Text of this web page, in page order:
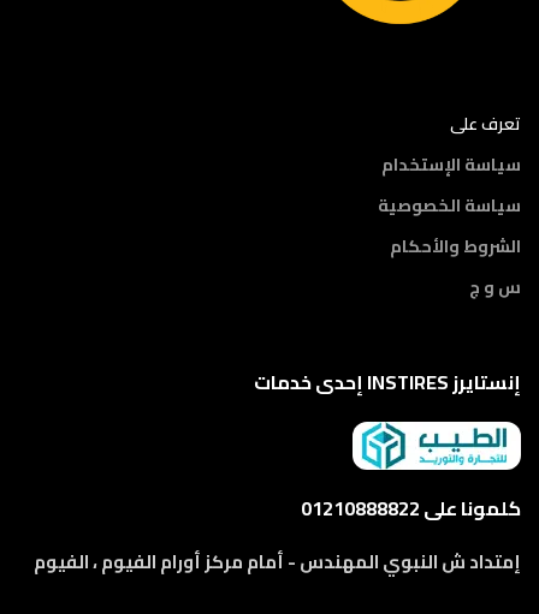
تعرف على
سياسة الإستخدام
سياسة الخصوصية
الشروط والأحكام
س و ج
إنستايرز INSTIRES إحدى خدمات
كلمونا على 01210888822
إمتداد ش النبوي المهندس - أمام مركز أورام الفيوم ، الفيوم